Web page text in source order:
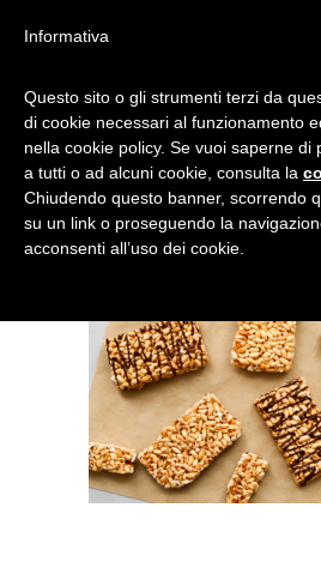
BARRETTE AL
SOFFIATO E
Informativa
Questo sito o gli strumenti terzi da
di cookie necessari al funzionamento
nella cookie policy. Se vuoi saperne di
a tutti o ad alcuni cookie, consulta la
Chiudendo questo banner, scorrendo
su un link o proseguendo la
acconsenti all’uso dei cookie.